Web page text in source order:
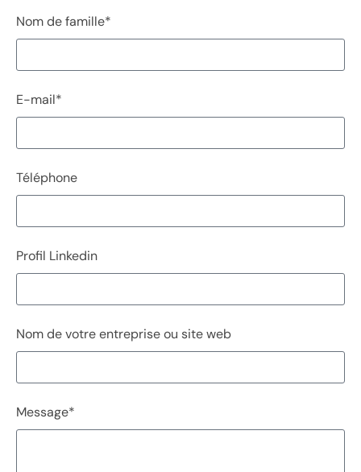
Nom de famille*
E-mail*
Téléphone
Profil Linkedin
Nom de votre entreprise ou site web
Message*